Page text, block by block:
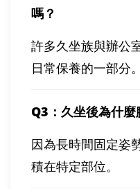
嗎？
許多久坐族與辦公
日常保養的一部分。
Q3 ：久坐後為什
因為長時間固定姿
積在特定部位。